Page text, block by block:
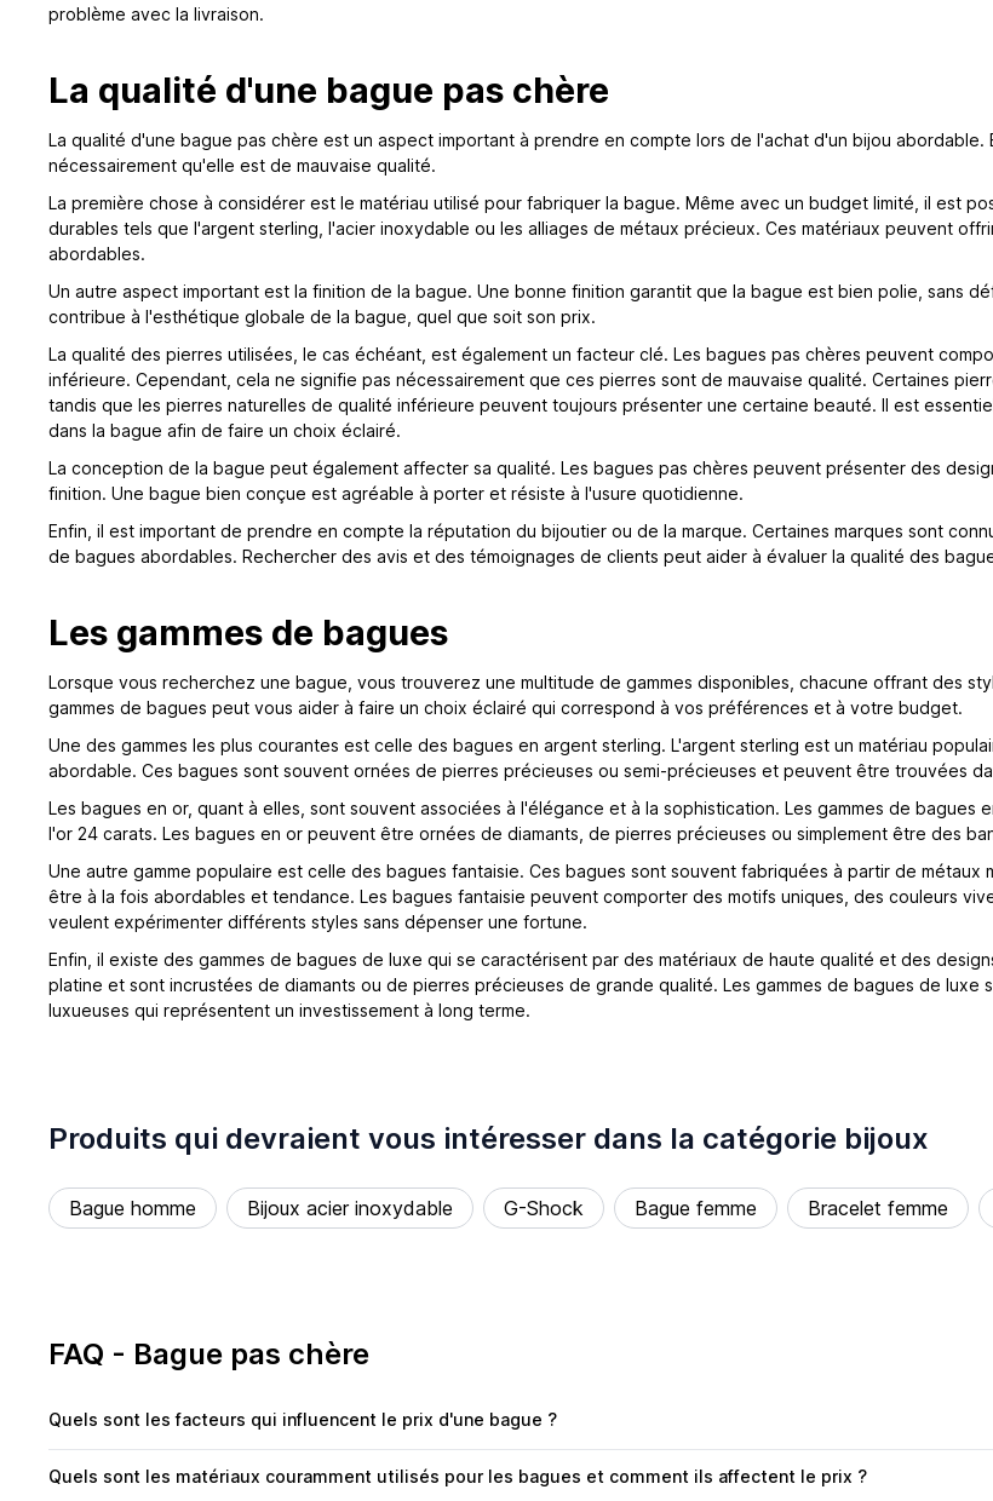
problème avec la livraison.
La qualité d'une bague pas chère
La qualité d'une bague pas chère est un aspect important à prendre en compte lors de l'achat d'un bijou
nécessairement qu'elle est de mauvaise qualité.
La première chose à considérer est le matériau utilisé pour fabriquer la bague. Même avec un budget limité, il est
durables tels que l'argent sterling, l'acier inoxydable ou les alliages de métaux précieux. Ces matériaux peuvent
abordables.
Un autre aspect important est la finition de la bague. Une bonne finition garantit que la bague est bien polie, sans
contribue à l'esthétique globale de la bague, quel que soit son prix.
La qualité des pierres utilisées, le cas échéant, est également un facteur clé. Les bagues pas chères peuvent
inférieure. Cependant, cela ne signifie pas nécessairement que ces pierres sont de mauvaise qualité. Certaines
tandis que les pierres naturelles de qualité inférieure peuvent toujours présenter une certaine beauté. Il est
dans la bague afin de faire un choix éclairé.
La conception de la bague peut également affecter sa qualité. Les bagues pas chères peuvent présenter des
finition. Une bague bien conçue est agréable à porter et résiste à l'usure quotidienne.
Enfin, il est important de prendre en compte la réputation du bijoutier ou de la marque. Certaines marques sont
de bagues abordables. Rechercher des avis et des témoignages de clients peut aider à évaluer la qualité des
Les gammes de bagues
Lorsque vous recherchez une bague, vous trouverez une multitude de gammes disponibles, chacune offrant des
gammes de bagues peut vous aider à faire un choix éclairé qui correspond à vos préférences et à votre budget.
Une des gammes les plus courantes est celle des bagues en argent sterling. L'argent sterling est un matériau
abordable. Ces bagues sont souvent ornées de pierres précieuses ou semi-précieuses et peuvent être trouvées
Les bagues en or, quant à elles, sont souvent associées à l'élégance et à la sophistication. Les gammes de
l'or 24 carats. Les bagues en or peuvent être ornées de diamants, de pierres précieuses ou simplement être des
Une autre gamme populaire est celle des bagues fantaisie. Ces bagues sont souvent fabriquées à partir de
être à la fois abordables et tendance. Les bagues fantaisie peuvent comporter des motifs uniques, des couleurs
veulent expérimenter différents styles sans dépenser une fortune.
Enfin, il existe des gammes de bagues de luxe qui se caractérisent par des matériaux de haute qualité et des
platine et sont incrustées de diamants ou de pierres précieuses de grande qualité. Les gammes de bagues de
luxueuses qui représentent un investissement à long terme.
Produits qui devraient vous intéresser dans la catégorie bijoux
Bague homme Bijoux acier inoxydable G-Shock Bague femme Bracelet femme
FAQ - Bague pas chère
Quels sont les facteurs qui influencent le prix d'une bague ?
Quels sont les matériaux couramment utilisés pour les bagues et comment ils affectent le prix ?